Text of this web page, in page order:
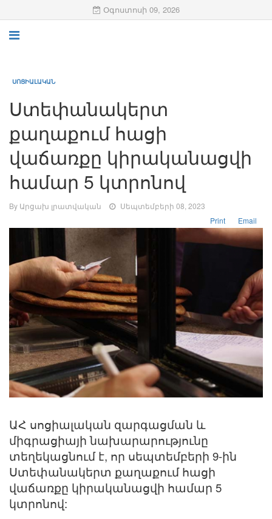
Օգոստոսի 09, 2026
ՍՈՑԻԱԼԱԿԱՆ
Ստեփանակերտ
քաղաքում հացի
վաճառքը կիրականացվի
համար 5 կտրոնով
By Արցախ լրատվական
Սեպտեմբերի 08, 2023
Print
Email
ԱՀ սոցիալական զարգացման և
միգրացիայի նախարարությունը
տեղեկացնում է, որ սեպտեմբերի 9-ին
Ստեփանակերտ քաղաքում հացի
վաճառքը կիրականացվի համար 5
կտրոնով: